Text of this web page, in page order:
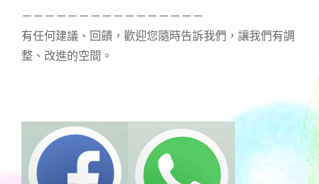
－－－－－－－－－－－－－－－－
有任何建議、回饋，歡迎您隨時告訴我們，讓我們有調
整、改進的空間。